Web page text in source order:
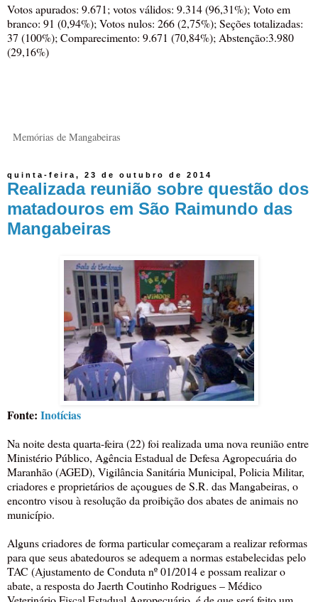
Votos apurados: 9.671; votos válidos: 9.314 (96,31%); Voto em
branco: 91 (0,94%); Votos nulos: 266 (2,75%); Seções totalizadas:
37 (100%); Comparecimento: 9.671 (70,84%); Abstenção:3.980
(29,16%)
Memórias de Mangabeiras
quinta-feira, 23 de outubro de 2014
Realizada reunião sobre questão dos
matadouros em São Raimundo das
Mangabeiras
Fonte: Inotícias
Na noite desta quarta-feira (22) foi realizada uma nova reunião entre
Ministério Público, Agência Estadual de Defesa Agropecuária do
Maranhão (AGED), Vigilância Sanitária Municipal, Policia Militar,
criadores e proprietários de açougues de S.R. das Mangabeiras, o
encontro visou à resolução da proibição dos abates de animais no
município.
Alguns criadores de forma particular começaram a realizar reformas
para que seus abatedouros se adequem a normas estabelecidas pelo
TAC (Ajustamento de Conduta nº 01/2014 e possam realizar o
abate, a resposta do Jaerth Coutinho Rodrigues – Médico